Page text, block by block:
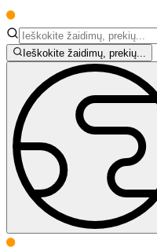
Ieškokite žaidimų, prekių...